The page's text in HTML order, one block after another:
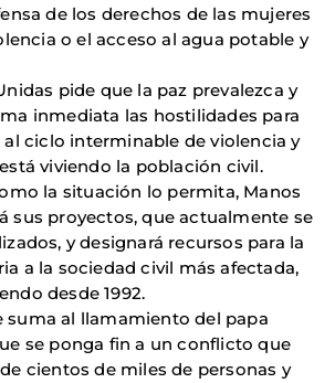
de los derechos de las mujeres
o el acceso al agua potable y
pide que la paz prevalezca y
inmediata las hostilidades para
ciclo interminable de violencia y
viviendo la población civil.
la situación lo permita, Manos
sus proyectos, que actualmente se
y designará recursos para la
a la sociedad civil más afectada,
desde 1992.
suma al llamamiento del papa
se ponga fin a un conflicto que
cientos de miles de personas y